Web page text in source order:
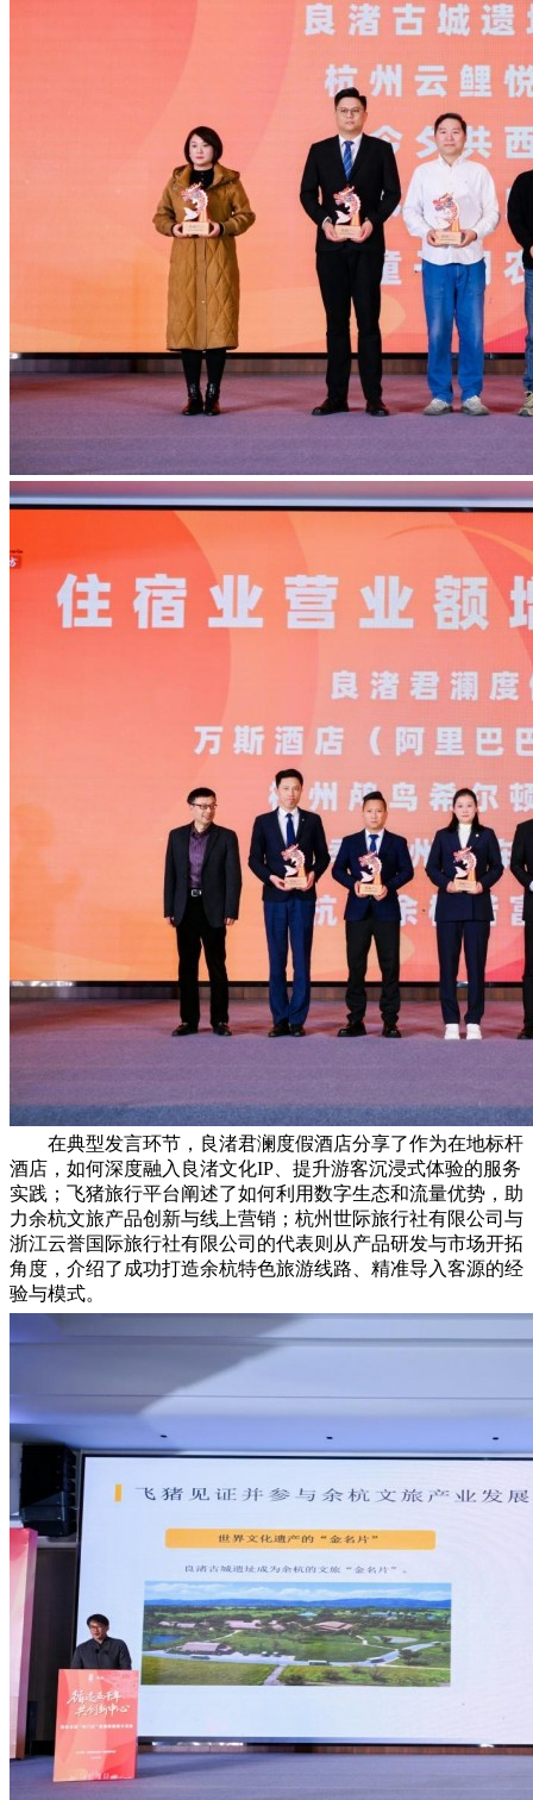
在典型发言环节，良渚君澜度假酒店分享了作为在地标杆
酒店，如何深度融入良渚文化IP、提升游客沉浸式体验的服务
实践；飞猪旅行平台阐述了如何利用数字生态和流量优势，助
力余杭文旅产品创新与线上营销；杭州世际旅行社有限公司与
浙江云誉国际旅行社有限公司的代表则从产品研发与市场开拓
角度，介绍了成功打造余杭特色旅游线路、精准导入客源的经
验与模式。